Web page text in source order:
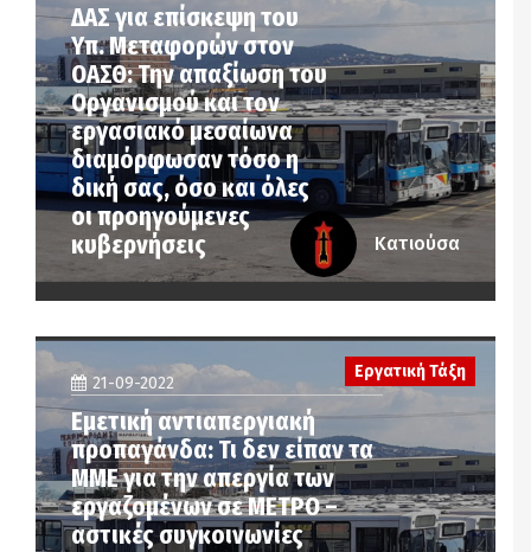
ΔΑΣ για επίσκεψη του
Υπ. Μεταφορών στον
ΟΑΣΘ: Την απαξίωση του
Οργανισμού και τον
εργασιακό μεσαίωνα
διαμόρφωσαν τόσο η
δική σας, όσο και όλες
οι προηγούμενες
κυβερνήσεις
Κατιούσα
Εργατική Τάξη
21-09-2022
Εμετική αντιαπεργιακή
προπαγάνδα: Τι δεν είπαν τα
ΜΜΕ για την απεργία των
εργαζομένων σε ΜΕΤΡΟ –
αστικές συγκοινωνίες